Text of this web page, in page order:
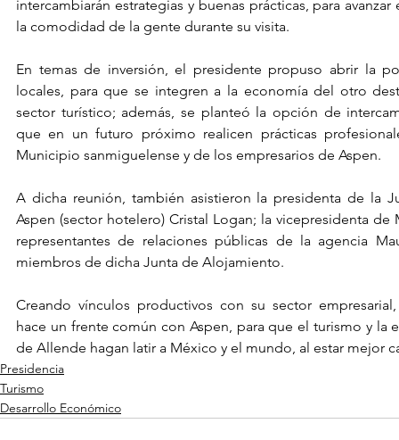
intercambiarán estrategias y buenas prácticas, para
la comodidad de la gente durante su visita.
En temas de inversión, el presidente propuso abrir la
locales, para que se integren a la economía del otro
sector turístico; además, se planteó la opción de
que en un futuro próximo realicen prácticas
Municipio sanmiguelense y de los empresarios de Aspen.
A dicha reunión, también asistieron la presidenta de la
Aspen (sector hotelero) Cristal Logan; la vicepresidenta de
representantes de relaciones públicas de la agencia
miembros de dicha Junta de Alojamiento.
Creando vínculos productivos con su sector
hace un frente común con Aspen, para que el turismo y la
de Allende hagan latir a México y el mundo, al estar mejor
Presidencia
Turismo
Desarrollo Económico